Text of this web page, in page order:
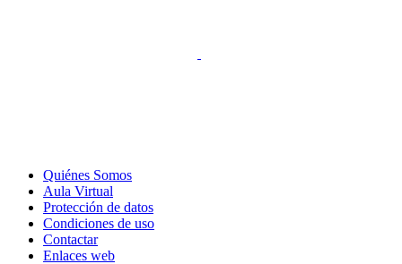
Quiénes Somos
Aula Virtual
Protección de datos
Condiciones de uso
Contactar
Enlaces web